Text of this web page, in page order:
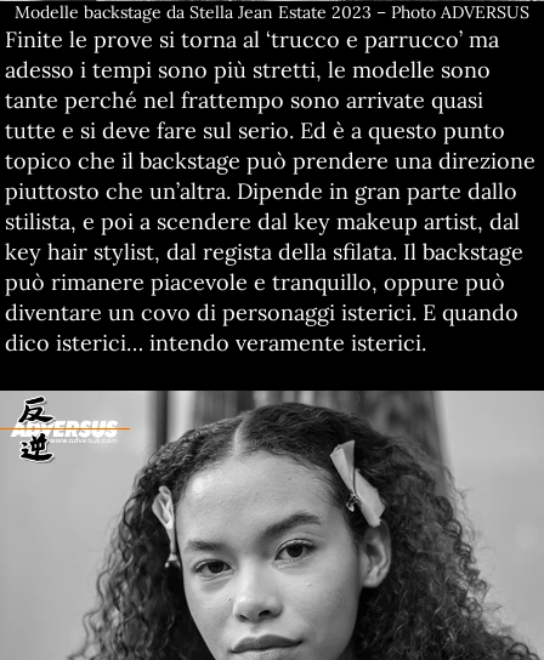
Modelle backstage da Stella Jean Estate 2023 – Photo ADVERSUS
Finite le prove si torna al ‘trucco e parrucco’ ma
adesso i tempi sono più stretti, le modelle sono
tante perché nel frattempo sono arrivate quasi
tutte e si deve fare sul serio. Ed è a questo punto
topico che il backstage può prendere una direzione
piuttosto che un’altra. Dipende in gran parte dallo
stilista, e poi a scendere dal key makeup artist, dal
key hair stylist, dal regista della sfilata. Il backstage
può rimanere piacevole e tranquillo, oppure può
diventare un covo di personaggi isterici. E quando
dico isterici… intendo veramente isterici.